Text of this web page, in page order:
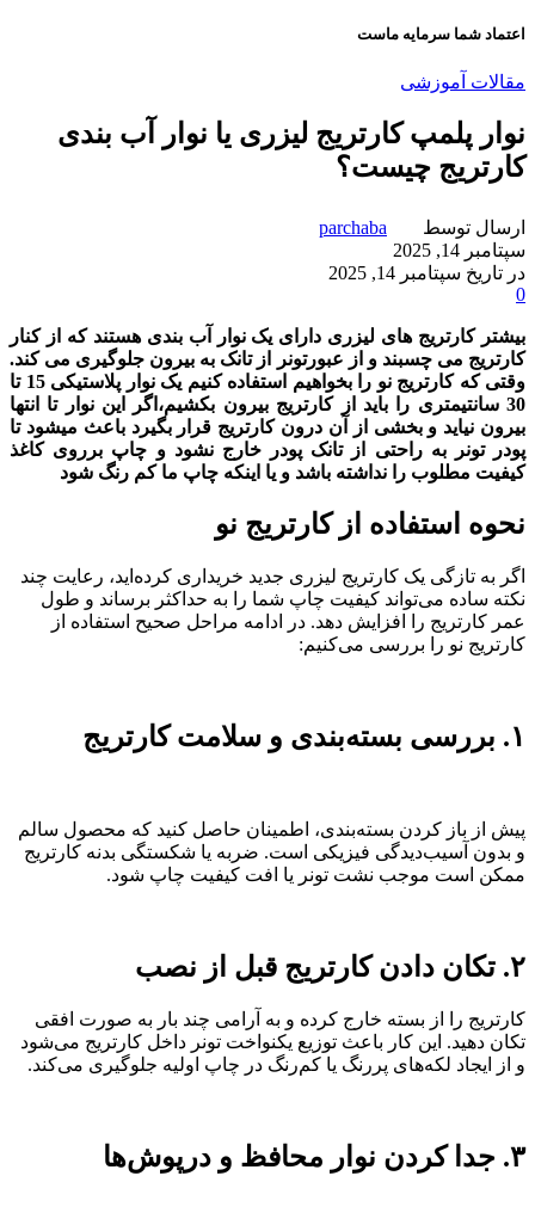
اعتماد شما سرمایه ماست
مقالات آموزشی
نوار پلمپ کارتریج لیزری یا نوار آب بندی
کارتریج چیست؟
ارسال توسط
parchaba
سپتامبر 14, 2025
در تاریخ سپتامبر 14, 2025
0
بیشتر کارتریج های لیزری دارای یک نوار آب بندی هستند که از کنار
کارتریج می چسبند و از عبورتونر از تانک به بیرون جلوگیری می کند.
وقتی که کارتریج نو را بخواهیم استفاده کنیم یک نوار پلاستیکی 15 تا
30 سانتیمتری را باید از کارتریج بیرون بکشیم،اگر این نوار تا انتها
بیرون نیاید و بخشی از آن درون کارتریج قرار بگیرد باعث میشود تا
پودر تونر به راحتی از تانک پودر خارج نشود و چاپ برروی کاغذ
کیفیت مطلوب را نداشته باشد و یا اینکه چاپ ما کم رنگ شود
نحوه استفاده از کارتریج نو
اگر به تازگی یک کارتریج لیزری جدید خریداری کرده‌اید، رعایت چند
نکته ساده می‌تواند کیفیت چاپ شما را به حداکثر برساند و طول
عمر کارتریج را افزایش دهد. در ادامه مراحل صحیح استفاده از
کارتریج نو را بررسی می‌کنیم:
۱. بررسی بسته‌بندی و سلامت کارتریج
پیش از باز کردن بسته‌بندی، اطمینان حاصل کنید که محصول سالم
و بدون آسیب‌دیدگی فیزیکی است. ضربه یا شکستگی بدنه کارتریج
ممکن است موجب نشت تونر یا افت کیفیت چاپ شود.
۲. تکان دادن کارتریج قبل از نصب
کارتریج را از بسته خارج کرده و به آرامی چند بار به صورت افقی
تکان دهید. این کار باعث توزیع یکنواخت تونر داخل کارتریج می‌شود
و از ایجاد لکه‌های پررنگ یا کم‌رنگ در چاپ اولیه جلوگیری می‌کند.
۳. جدا کردن نوار محافظ و درپوش‌ها